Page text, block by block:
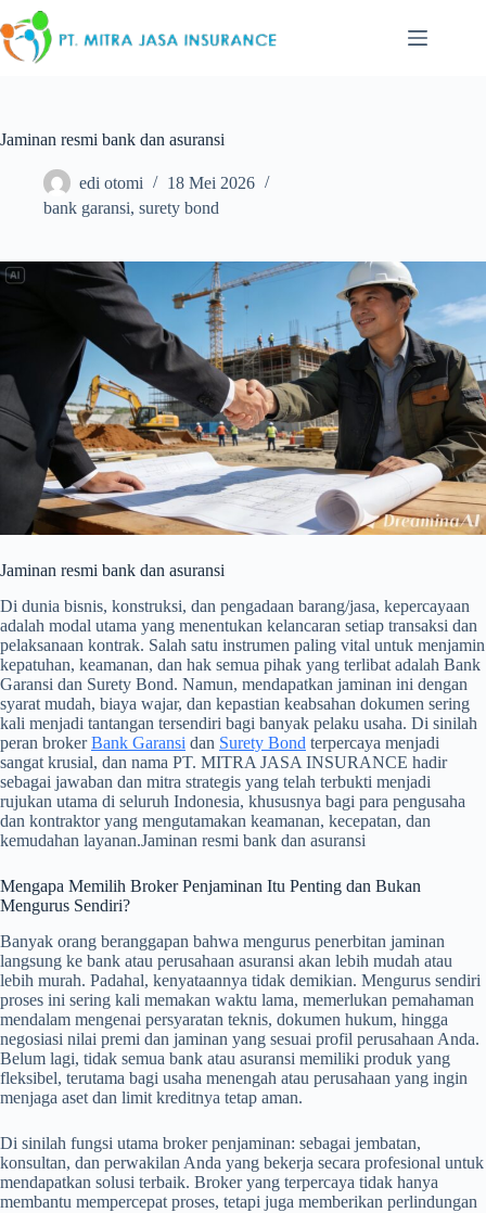
to
content
Jaminan resmi bank dan asuransi
edi otomi
18 Mei 2026
bank garansi, surety bond
Jaminan resmi bank dan asuransi
Di dunia bisnis, konstruksi, dan pengadaan barang/jasa, kepercayaan
adalah modal utama yang menentukan kelancaran setiap transaksi dan
pelaksanaan kontrak. Salah satu instrumen paling vital untuk menjamin
kepatuhan, keamanan, dan hak semua pihak yang terlibat adalah Bank
Garansi dan Surety Bond. Namun, mendapatkan jaminan ini dengan
syarat mudah, biaya wajar, dan kepastian keabsahan dokumen sering
kali menjadi tantangan tersendiri bagi banyak pelaku usaha. Di sinilah
peran brokerBank Garansi dan Surety Bond terpercaya menjadi
sangat krusial, dan nama PT. MITRA JASA INSURANCE hadir
sebagai jawaban dan mitra strategis yang telah terbukti menjadi
rujukan utama di seluruh Indonesia, khususnya bagi para pengusaha
dan kontraktor yang mengutamakan keamanan, kecepatan, dan
kemudahan layanan.Jaminan resmi bank dan asuransi
Mengapa Memilih Broker Penjaminan Itu Penting dan Bukan
Mengurus Sendiri?
Banyak orang beranggapan bahwa mengurus penerbitan jaminan
langsung ke bank atau perusahaan asuransi akan lebih mudah atau
lebih murah. Padahal, kenyataannya tidak demikian. Mengurus sendiri
proses ini sering kali memakan waktu lama, memerlukan pemahaman
mendalam mengenai persyaratan teknis, dokumen hukum, hingga
negosiasi nilai premi dan jaminan yang sesuai profil perusahaan Anda.
Belum lagi, tidak semua bank atau asuransi memiliki produk yang
fleksibel, terutama bagi usaha menengah atau perusahaan yang ingin
menjaga aset dan limit kreditnya tetap aman.
Di sinilah fungsi utama broker penjaminan: sebagai jembatan,
konsultan, dan perwakilan Anda yang bekerja secara profesional untuk
mendapatkan solusi terbaik. Broker yang terpercaya tidak hanya
membantu mempercepat proses, tetapi juga memberikan perlindungan